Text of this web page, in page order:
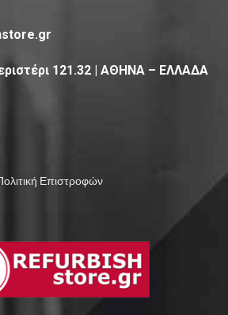
121.32 | ΑΘΗΝΑ – ΕΛΛΑΔΑ
Επιστροφών